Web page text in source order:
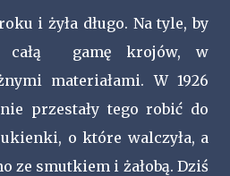
i żyła długo. Na tyle, by
całą gamę krojów, w
materiałami. W 1926
przestały tego robić do
o które walczyła, a
ze smutkiem i żałobą. Dziś